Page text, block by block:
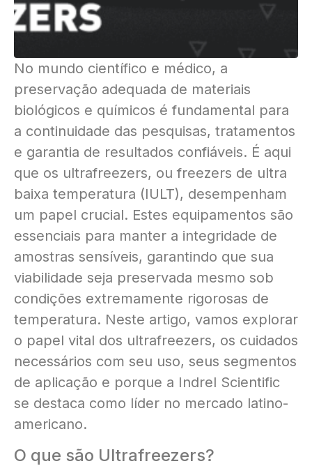
No mundo científico e médico, a
preservação adequada de materiais
biológicos e químicos é fundamental para
a continuidade das pesquisas, tratamentos
e garantia de resultados confiáveis. É aqui
que os ultrafreezers, ou freezers de ultra
baixa temperatura (IULT), desempenham
um papel crucial. Estes equipamentos são
essenciais para manter a integridade de
amostras sensíveis, garantindo que sua
viabilidade seja preservada mesmo sob
condições extremamente rigorosas de
temperatura. Neste artigo, vamos explorar
o papel vital dos ultrafreezers, os cuidados
necessários com seu uso, seus segmentos
de aplicação e porque a Indrel Scientific
se destaca como líder no mercado latino-
americano.
O que são Ultrafreezers?